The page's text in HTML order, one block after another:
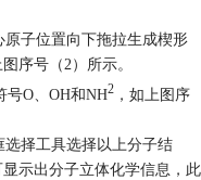
原子位置向下拖拉生成楔形
序号（2）所示。
号O、OH和NH2 ，如上图序
选择工具选择以上分子结
显示出分子立体化学信息，此